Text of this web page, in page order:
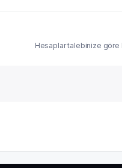
Hesaplar talebinize göre